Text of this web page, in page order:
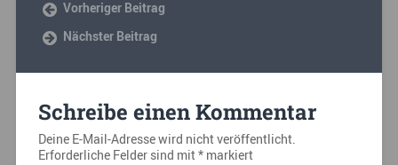
Vorheriger Beitrag
Nächster Beitrag
Schreibe einen Kommentar
Deine E-Mail-Adresse wird nicht veröffentlicht.
Erforderliche Felder sind mit*markiert